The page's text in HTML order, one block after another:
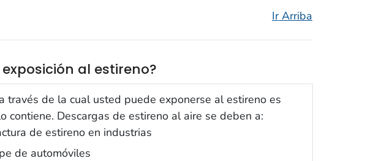
Ir Arriba
al estireno?
al estireno?
través de la cual usted puede exponerse al estireno es
contiene. Descargas de estireno al aire se deben a:
de estireno en industrias
de automóviles